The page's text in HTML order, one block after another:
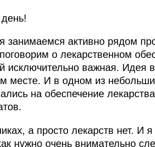
занимаемся активно рядом
о лекарственном
важная. Идея
месте. И в одном из
на обеспечение
а просто лекарств нет. И
нужно очень внимательно